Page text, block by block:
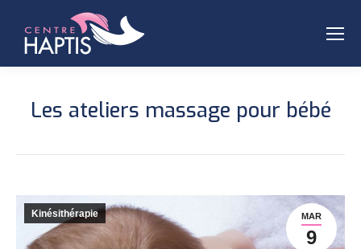
Les ateliers massage pour bébé
MAR
9
Kinésithérapie